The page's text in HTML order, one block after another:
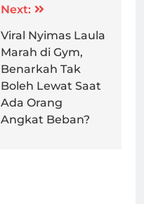
Next:
Viral Nyimas Laula
Marah di Gym,
Benarkah Tak
Boleh Lewat Saat
Ada Orang
Angkat Beban?